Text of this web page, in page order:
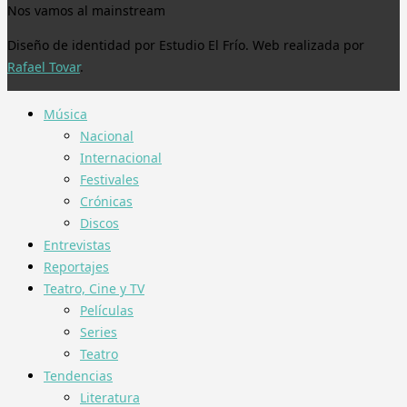
Nos vamos al mainstream
Diseño de identidad por Estudio El Frío. Web realizada por
Rafael Tovar.
Música
Nacional
Internacional
Festivales
Crónicas
Discos
Entrevistas
Reportajes
Teatro, Cine y TV
Películas
Series
Teatro
Tendencias
Literatura